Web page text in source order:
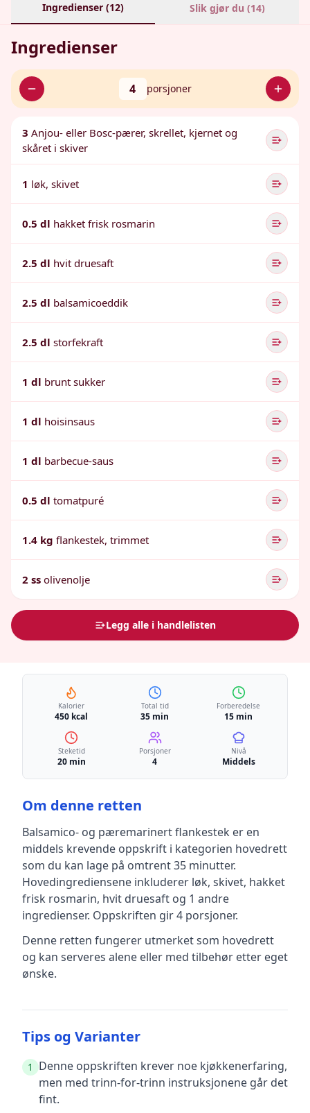
Ingredienser (12) Slik gjør du (14)
Ingredienser
4 porsjoner
3 Anjou- eller Bosc-pærer, skrellet, kjernet og
skåret i skiver
1 løk, skivet
0.5 dl hakket frisk rosmarin
2.5 dl hvit druesaft
2.5 dl balsamicoeddik
2.5 dl storfekraft
1 dl brunt sukker
1 dl hoisinsaus
1 dl barbecue-saus
0.5 dl tomatpuré
1.4 kg flankestek, trimmet
2 ss olivenolje
Legg alle i handlelisten
Kalorier
450 kcal
Total tid
35 min
Forberedelse
15 min
Steketid
20 min
Porsjoner
4
Nivå
Middels
Om denne retten
Balsamico- og pæremarinert flankestek er en
middels krevende oppskrift i kategorien hovedrett
som du kan lage på omtrent 35 minutter.
Hovedingrediensene inkluderer løk, skivet, hakket
frisk rosmarin, hvit druesaft og 1 andre
ingredienser. Oppskriften gir4 porsjoner.
Denne retten fungerer utmerket som hovedrett
og kan serveres alene eller med tilbehør etter eget
ønske.
Tips og Varianter
1
Denne oppskriften krever noe kjøkkenerfaring,
men med trinn-for-trinn instruksjonene går det
fint.